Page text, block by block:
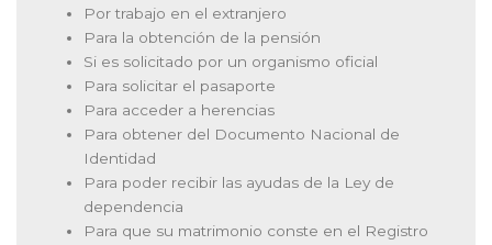
Por trabajo en el extranjero
Para la obtención de la pensión
Si es solicitado por un organismo oficial
Para solicitar el pasaporte
Para acceder a herencias
Para obtener del Documento Nacional de
Identidad
Para poder recibir las ayudas de la Ley de
dependencia
Para que su matrimonio conste en el Registro